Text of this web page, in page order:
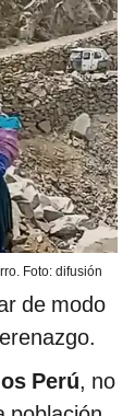
Foto: difusión
de modo
Perú, no